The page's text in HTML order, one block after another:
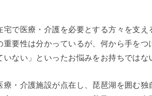
で医療・介護を必要とする方々を支
要性は分かっているが、何から手を
ない」といったお悩みをお持ちではな
・介護施設が点在し、琵琶湖を囲む